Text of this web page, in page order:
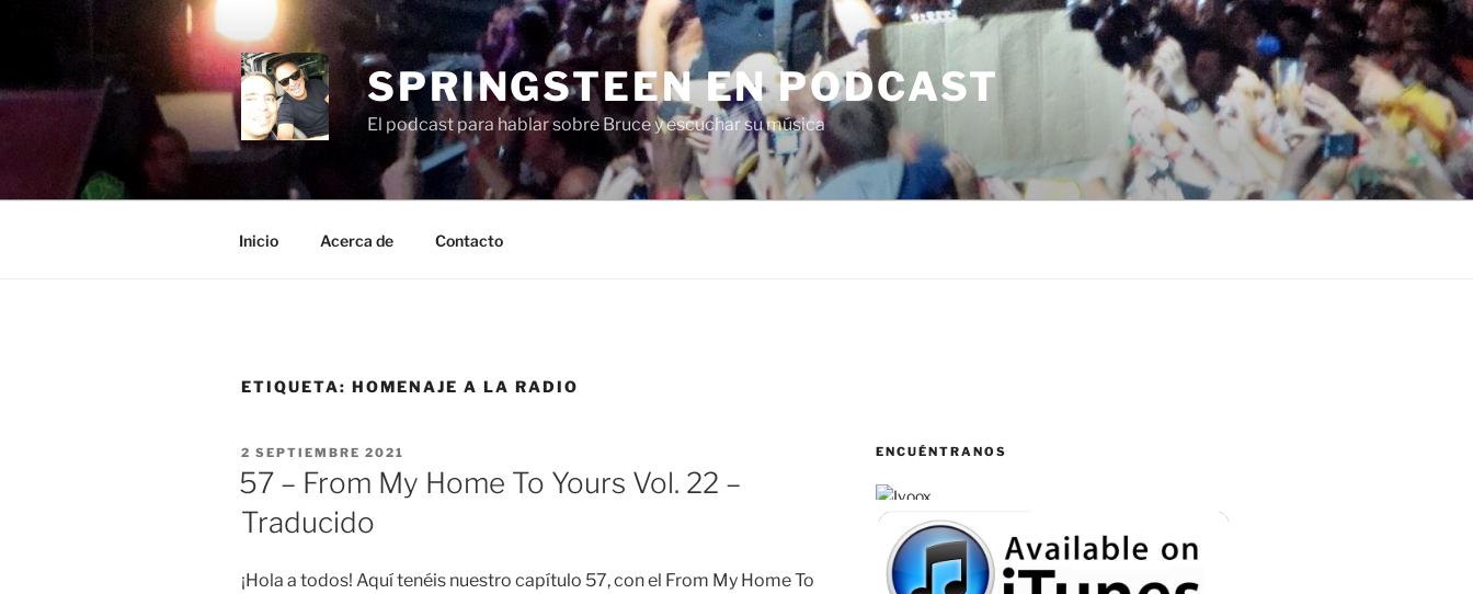
SPRINGSTEEN EN PODCAST
El podcast para hablar sobre Bruce y escuchar su música
Inicio Acerca de Contacto
ETIQUETA: HOMENAJE A LA RADIO
PUBLICADO
EL
2 SEPTIEMBRE 2021
57 – From My Home To Yours Vol. 22 –
Traducido
¡Hola a todos! Aquí tenéis nuestro capítulo 57, con el From My Home To
ENCUÉNTRANOS